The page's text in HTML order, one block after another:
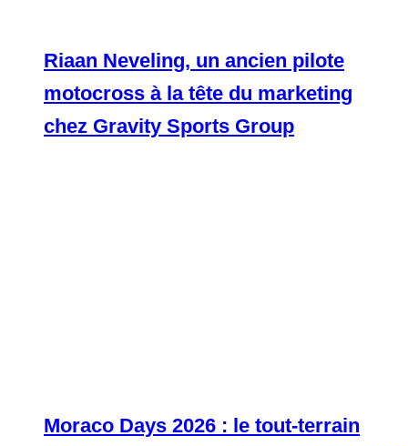
Riaan Neveling, un ancien pilote
motocross à la tête du marketing
chez Gravity Sports Group
Moraco Days 2026 : le tout-terrain